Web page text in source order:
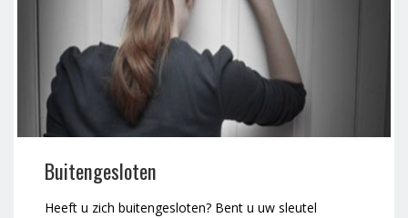
Buitengesloten
Heeft u zich buitengesloten? Bent u uw sleutel